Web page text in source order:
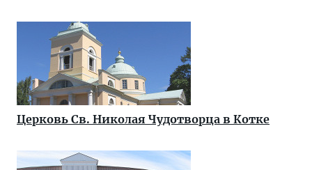
Церковь Св. Николая Чудотворца в Котке